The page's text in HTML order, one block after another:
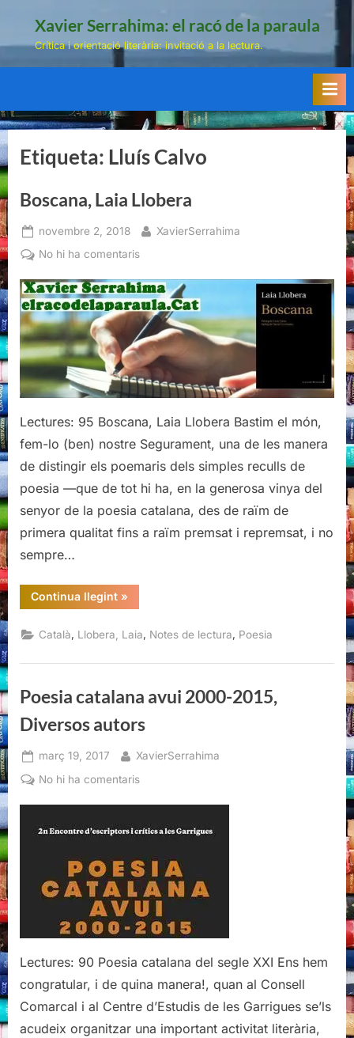
Xavier Serrahima: el racó de la paraula
Crítica i orientació literària: invitació a la lectura.
Etiqueta: Lluís Calvo
Boscana, Laia Llobera
Posted
on
novembre 2, 2018 By
XavierSerrahima
No hi ha comentarisa
Laia
Llobera
Lectures: 95 Boscana, Laia Llobera Bastim el món,
fem-lo (ben) nostre Segurament, una de les manera
de distingir els poemaris dels simples reculls de
poesia —que de tot hi ha, en la generosa vinya del
senyor de la poesia catalana, des de raïm de
primera qualitat fins a raïm premsat i repremsat, i no
sempre…
Continua llegint“Boscana,
Laia
»
Català, Llobera, Laia, Notes de lectura, Poesia
Poesia catalana avui 2000-2015,
Diversos autors
Posted
on
març 19, 2017 By
XavierSerrahima
No hi ha comentarisa
avui
2015,
Diversos
autors
Lectures: 90 Poesia catalana del segle XXI Ens hem
congratular, i de quina manera!, quan al Consell
Comarcal i al Centre d’Estudis de les Garrigues se’ls
acudeix organitzar una important activitat literària,